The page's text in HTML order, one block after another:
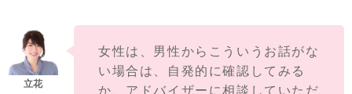
女性は、男性からこういうお話がな
い場合は、自発的に確認してみる
か、アドバイザーに相談していただ